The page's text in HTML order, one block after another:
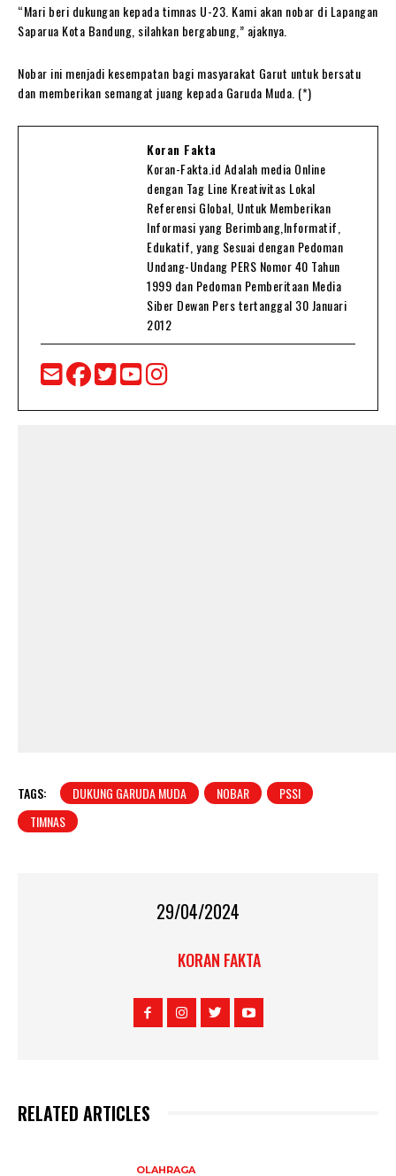
“Mari beri dukungan kepada timnas U-23. Kami akan nobar di Lapangan
Saparua Kota Bandung, silahkan bergabung,” ajaknya.
Nobar ini menjadi kesempatan bagi masyarakat Garut untuk bersatu
dan memberikan semangat juang kepada Garuda Muda. (*)
Koran Fakta
Koran-Fakta.id Adalah media Online
dengan Tag Line Kreativitas Lokal
Referensi Global, Untuk Memberikan
Informasi yang Berimbang,Informatif,
Edukatif, yang Sesuai dengan Pedoman
Undang-Undang PERS Nomor 40 Tahun
1999 dan Pedoman Pemberitaan Media
Siber Dewan Pers tertanggal 30 Januari
2012
TAGS: DUKUNG GARUDA MUDA NOBAR
PSSI
TIMNAS
29/04/2024
KORAN FAKTA
RELATED ARTICLES
OLAHRAGA